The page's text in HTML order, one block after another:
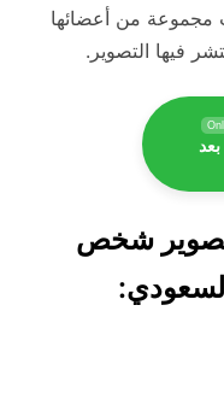
مجموعة من أعضائها
فيها التصوير.
تصوير شخص